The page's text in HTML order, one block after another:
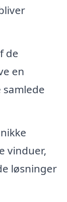
de
en
vinduer,
løsninger